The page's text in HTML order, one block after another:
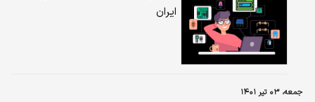
ایران
جمعه، ۰۳ تیر ۱۴۰۱